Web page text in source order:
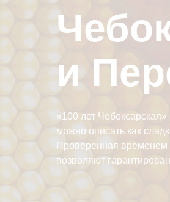
и
«100 лет
можно описать как
Проверенная временем
позволяют